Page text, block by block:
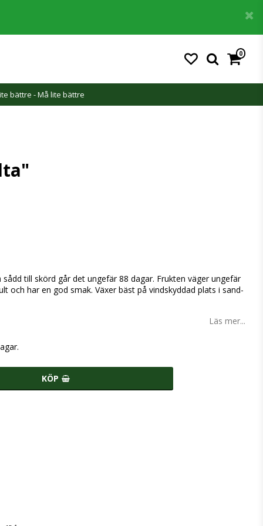
0
bättre - Må lite bättre
till skörd går det ungefär 88 dagar. Frukten väger ungefär
och har en god smak. Växer bäst på vindskyddad plats i sand-
Läs mer...
KÖP